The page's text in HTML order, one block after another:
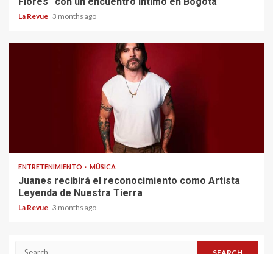
La Revue 3 months ago
ENTRETENIMIENTO MÚSICA
Juanes recibirá el reconocimiento como Artista
Leyenda de Nuestra Tierra
La Revue 3 months ago
Search